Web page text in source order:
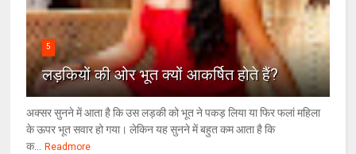
5
लड़कियों की ओर भूत क्‍यों आकर्षित होते हैं?
अक्सर सुनने में आता है कि उस लड़की को भूत ने पकड़ लिया या फिर फलां महिला
के ऊपर भूत सवार हो गया। लेकिन यह सुनने में बहुत कम आता है कि
क...
Readmore